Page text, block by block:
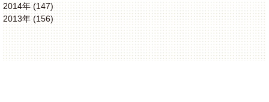
2014年 (147)
2013年 (156)